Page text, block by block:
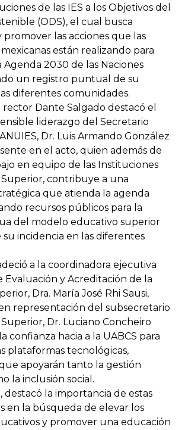
de las IES a los Objetivos del
(ODS), el cual busca
las acciones que las
están realizando para
2030 de las Naciones
un registro puntual de su
diferentes comunidades.
Dante Salgado destacó el
liderazgo del Secretario
Dr. Luis Armando González
en el acto, quien además de
en equipo de las Instituciones
contribuye a una
que atienda la agenda
recursos públicos para la
del modelo educativo superior
su incidencia en las diferentes
a la coordinadora ejecutiva
Evaluación y Acreditación de la
Dra. María José Rhi Sausi,
representación del subsecretario
Dr. Luciano Concheiro
confianza hacia a la UABCS para
plataformas tecnológicas,
apoyarán tanto la gestión
la inclusión social.
destacó la importancia de estas
en la búsqueda de elevar los
y promover una educación